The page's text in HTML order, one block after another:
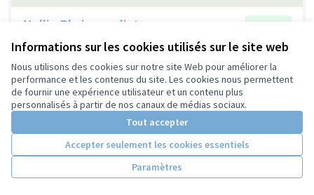
Informations sur les cookies utilisés sur le site web
Nous utilisons des cookies sur notre site Web pour améliorer la
performance et les contenus du site. Les cookies nous permettent
de fournir une expérience utilisateur et un contenu plus
personnalisés à partir de nos canaux de médias sociaux.
Tout accepter
Accepter seulement les cookies essentiels
Paramètres
Nellie Bly journaliste
Retenue
La Brigade Olympe de Gouges Collège Anatole France
0